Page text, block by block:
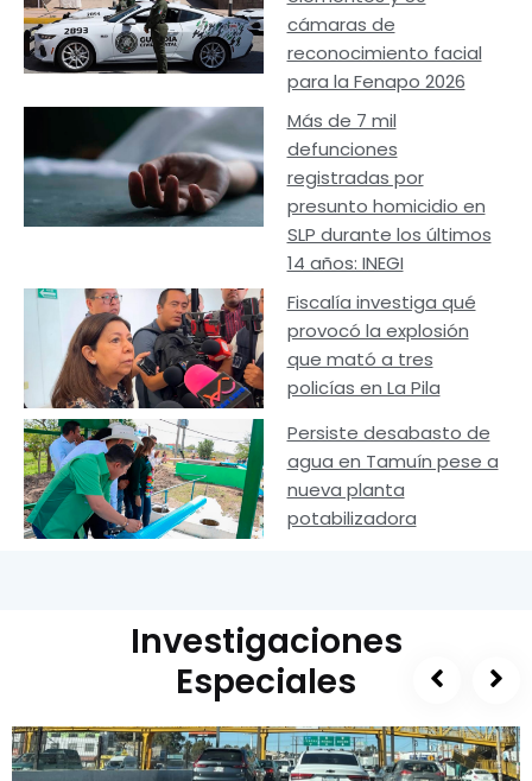
cámaras de
reconocimiento facial
para la Fenapo 2026
Más de 7 mil
defunciones
registradas por
presunto homicidio en
SLP durante los últimos
14 años: INEGI
Fiscalía investiga qué
provocó la explosión
que mató a tres
policías en La Pila
Persiste desabasto de
agua en Tamuín pese a
nueva planta
potabilizadora
Investigaciones
Especiales